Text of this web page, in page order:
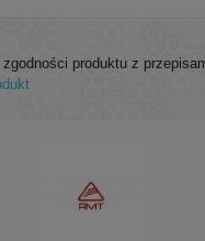
produktu z